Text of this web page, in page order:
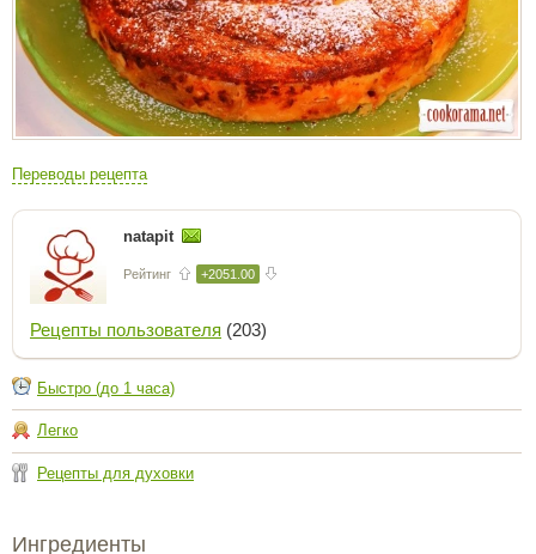
Переводы рецепта
natapit
Рейтинг +2051.00
Рецепты пользователя (203)
Быстро (до 1 часа)
Легко
Рецепты для духовки
Ингредиенты